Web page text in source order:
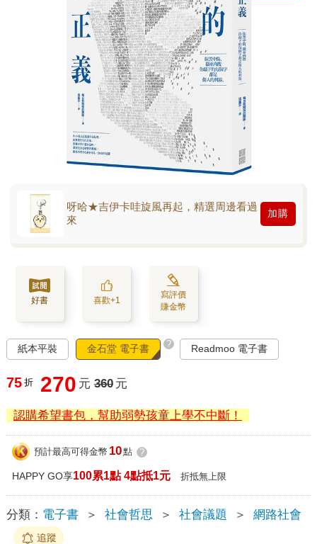
呀哈★吉伊卡哇旋風再起，精選周邊看過
來
加購
好書 喜歡+1
寫評價
賺金幣
紙本平裝 金石堂 電子書 ? Readmoo 電子書
75 折 270 元 360 元
認購希望書包，幫助弱勢孩童上學不中斷！
預計最高可得金幣 10點 ?
HAPPY GO享100累1點 4點抵1元 折抵無上限
分類： 電子書 ＞ 社會哲思 ＞ 社會議題 ＞ 網路社會
追蹤